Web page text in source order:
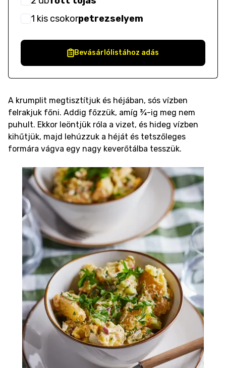
1 kis csokorpetrezselyem
Bevásárlólistához adás
A krumplit megtisztítjuk és héjában, sós vízben
felrakjuk főni. Addig főzzük, amíg ¾-ig meg nem
puhult. Ekkor leöntjük róla a vizet, és hideg vízben
kihűtjük, majd lehúzzuk a héját és tetszőleges
formára vágva egy nagy keverőtálba tesszük.